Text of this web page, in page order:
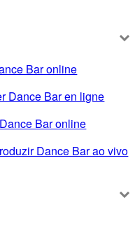
Bar online
Dance Bar en ligne
Bar online
Dance Bar ao vivo